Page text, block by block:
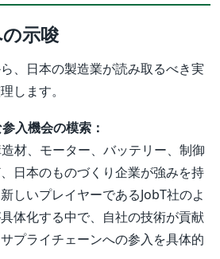
示唆
、日本の製造業が読み取るべき実
します。
入機会の模索：
材、モーター、バッテリー、制御
日本のものづくり企業が強みを持
しいプレイヤーであるJobT社のよ
体化する中で、自社の技術が貢献
プライチェーンへの参入を具体的